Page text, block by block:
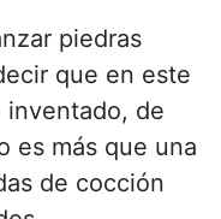
piedras
que en este
inventado, de
es más que una
de cocción